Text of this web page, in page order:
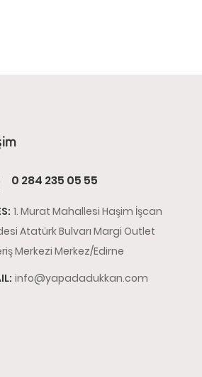
0 284 235 05 55
1. Murat Mahallesi Haşim İşcan
Atatürk Bulvarı Margi Outlet
Merkezi Merkez/Edirne
info@yapadadukkan.com